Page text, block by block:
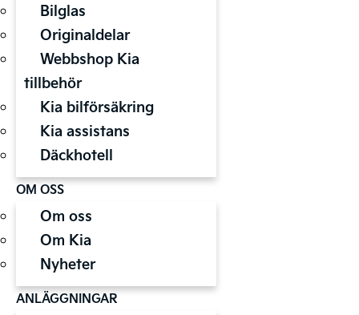
Bilglas
Originaldelar
Webbshop Kia
tillbehör
Kia bilförsäkring
Kia assistans
Däckhotell
OM OSS
Om oss
Om Kia
Nyheter
ANLÄGGNINGAR